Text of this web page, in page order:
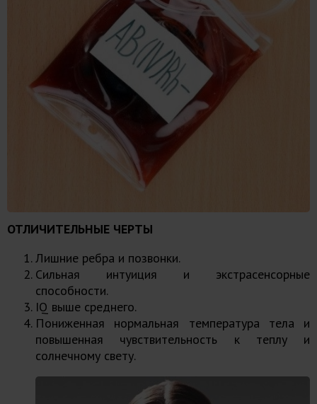
ОТЛИЧИТЕЛЬНЫЕ ЧЕРТЫ
Лишние ребра и позвонки.
Сильная интуиция и экстрасенсорные
способности.
IQ выше среднего.
Пониженная нормальная температура тела и
повышенная чувствительность к теплу и
солнечному свету.